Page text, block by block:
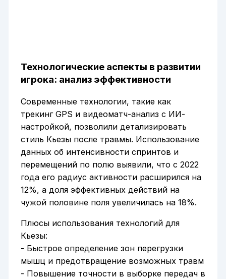
Технологические аспекты в развитии
игрока: анализ эффективности
Современные технологии, такие как
трекинг GPS и видеоматч-анализ с ИИ-
настройкой, позволили детализировать
стиль Кьезы после травмы. Использование
данных об интенсивности спринтов и
перемещений по полю выявили, что с 2022
года его радиус активности расширился на
12%, а доля эффективных действий на
чужой половине поля увеличилась на 18%.
Плюсы использования технологий для
Кьезы:
- Быстрое определение зон перегрузки
мышц и предотвращение возможных травм
- Повышение точности в выборке передач в